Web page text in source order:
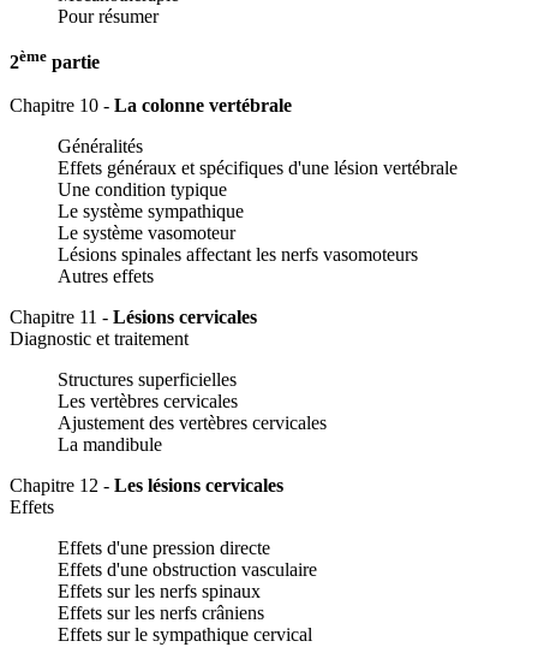
Pour résumer
2ème partie
Chapitre 10 - La colonne vertébrale
Généralités
Effets généraux et spécifiques d'une lésion vertébrale
Une condition typique
Le système sympathique
Le système vasomoteur
Lésions spinales affectant les nerfs vasomoteurs
Autres effets
Chapitre 11 - Lésions cervicales
Diagnostic et traitement
Structures superficielles
Les vertèbres cervicales
Ajustement des vertèbres cervicales
La mandibule
Chapitre 12 - Les lésions cervicales
Effets
Effets d'une pression directe
Effets d'une obstruction vasculaire
Effets sur les nerfs spinaux
Effets sur les nerfs crâniens
Effets sur le sympathique cervical